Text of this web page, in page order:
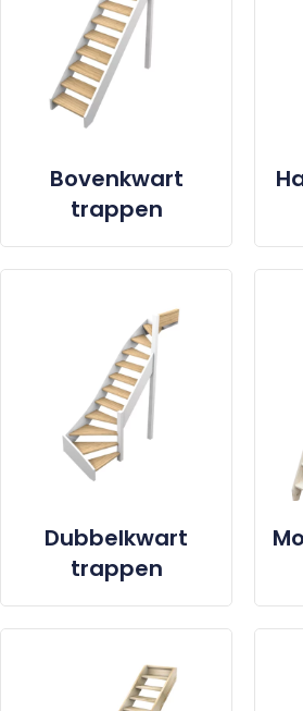
Bovenkwart
trappen
Dubbelkwart
trappen